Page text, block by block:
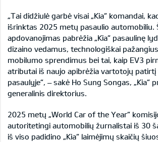
„Tai didžiulė garbė visai „Kia“ komandai,
išrinktas 2025 metų pasaulio automobiliu.
apdovanojimas pabrėžia „Kia“ pasaulinę
dizaino vedamus, technologiškai
mobilumo sprendimus bei tai, kaip EV3
atributai iš naujo apibrėžia vartotojų patirtį
pasaulyje“, – sakė Ho Sung Songas, „Kia“
generalinis direktorius.
2025 metų „World Car of the Year“
autoritetingi automobilių žurnalistai iš 30
iš viso padidino „Kia“ laimėjimų skaičių